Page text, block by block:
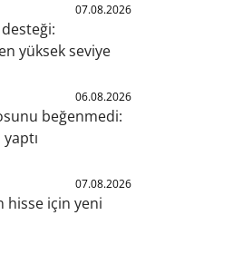
07.08.2026
yüksek seviye
06.08.2026
beğenmedi:
07.08.2026
hisse için yeni